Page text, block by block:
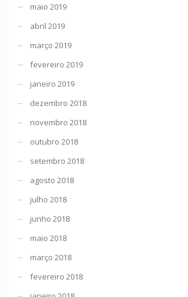
maio 2019
abril 2019
março 2019
fevereiro 2019
janeiro 2019
dezembro 2018
novembro 2018
outubro 2018
setembro 2018
agosto 2018
julho 2018
junho 2018
maio 2018
março 2018
fevereiro 2018